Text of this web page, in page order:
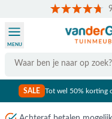
Search
MENU
SALE Tot wel 50% korting